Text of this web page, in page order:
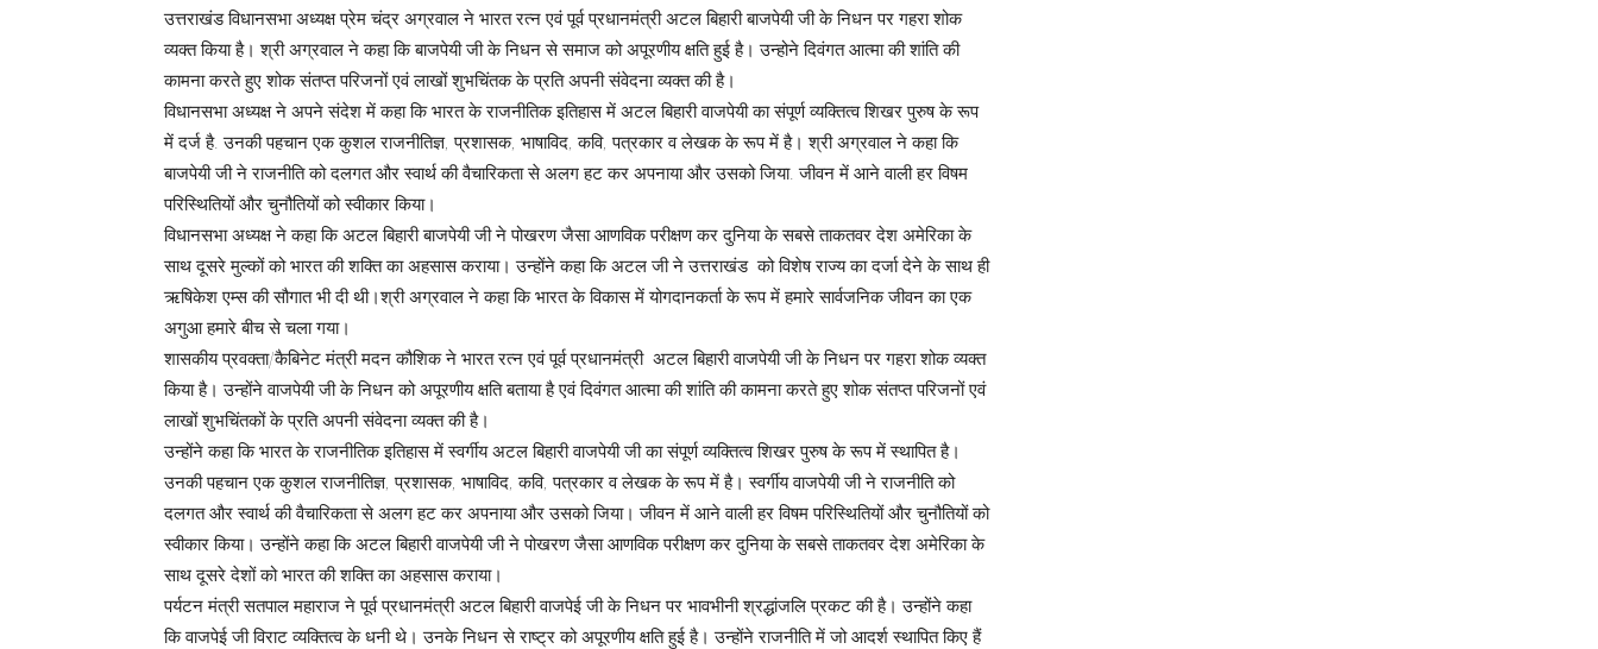
उत्तराखंड विधानसभा अध्यक्ष प्रेम चंद्र अग्रवाल ने भारत रत्न एवं पूर्व प्रधानमंत्री अटल बिहारी बाजपेयी जी के निधन पर गहरा शोक
व्यक्त किया है। श्री अग्रवाल ने कहा कि बाजपेयी जी के निधन से समाज को अपूरणीय क्षति हुई है। उन्होने दिवंगत आत्मा की शांति की
कामना करते हुए शोक संतप्त परिजनों एवं लाखों शुभचिंतक के प्रति अपनी संवेदना व्यक्त की है।
विधानसभा अध्यक्ष ने अपने संदेश में कहा कि भारत के राजनीतिक इतिहास में अटल बिहारी वाजपेयी का संपूर्ण व्यक्तित्व शिखर पुरुष के रूप
में दर्ज है. उनकी पहचान एक कुशल राजनीतिज्ञ, प्रशासक, भाषाविद, कवि, पत्रकार व लेखक के रूप में है। श्री अग्रवाल ने कहा कि
बाजपेयी जी ने राजनीति को दलगत और स्वार्थ की वैचारिकता से अलग हट कर अपनाया और उसको जिया. जीवन में आने वाली हर विषम
परिस्थितियों और चुनौतियों को स्वीकार किया।
विधानसभा अध्यक्ष ने कहा कि अटल बिहारी बाजपेयी जी ने पोखरण जैसा आणविक परीक्षण कर दुनिया के सबसे ताकतवर देश अमेरिका के
साथ दूसरे मुल्कों को भारत की शक्ति का अहसास कराया। उन्होंने कहा कि अटल जी ने उत्तराखंड को विशेष राज्य का दर्जा देने के साथ ही
ऋषिकेश एम्स की सौगात भी दी थी।श्री अग्रवाल ने कहा कि भारत के विकास में योगदानकर्ता के रूप में हमारे सार्वजनिक जीवन का एक
अगुआ हमारे बीच से चला गया।
शासकीय प्रवक्ता/कैबिनेट मंत्री मदन कौशिक ने भारत रत्न एवं पूर्व प्रधानमंत्री अटल बिहारी वाजपेयी जी के निधन पर गहरा शोक व्यक्त
किया है। उन्होंने वाजपेयी जी के निधन को अपूरणीय क्षति बताया है एवं दिवंगत आत्मा की शांति की कामना करते हुए शोक संतप्त परिजनों एवं
लाखों शुभचिंतकों के प्रति अपनी संवेदना व्यक्त की है।
उन्होंने कहा कि भारत के राजनीतिक इतिहास में स्वर्गीय अटल बिहारी वाजपेयी जी का संपूर्ण व्यक्तित्व शिखर पुरुष के रूप में स्थापित है।
उनकी पहचान एक कुशल राजनीतिज्ञ, प्रशासक, भाषाविद, कवि, पत्रकार व लेखक के रूप में है। स्वर्गीय वाजपेयी जी ने राजनीति को
दलगत और स्वार्थ की वैचारिकता से अलग हट कर अपनाया और उसको जिया। जीवन में आने वाली हर विषम परिस्थितियों और चुनौतियों को
स्वीकार किया। उन्होंने कहा कि अटल बिहारी वाजपेयी जी ने पोखरण जैसा आणविक परीक्षण कर दुनिया के सबसे ताकतवर देश अमेरिका के
साथ दूसरे देशों को भारत की शक्ति का अहसास कराया।
पर्यटन मंत्री सतपाल महाराज ने पूर्व प्रधानमंत्री अटल बिहारी वाजपेई जी के निधन पर भावभीनी श्रद्धांजलि प्रकट की है। उन्होंने कहा
कि वाजपेई जी विराट व्यक्तित्व के धनी थे। उनके निधन से राष्ट्र को अपूरणीय क्षति हुई है। उन्होंने राजनीति में जो आदर्श स्थापित किए हैं